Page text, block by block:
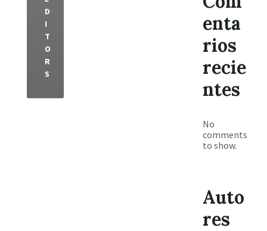
D
I
T
O
R
S
enta
rios
recie
ntes
No
comments
to show.
Auto
res